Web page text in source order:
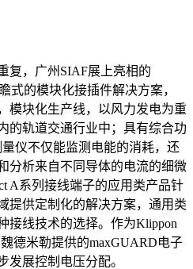
复，广州SIAF展上亮相的
式的模块化接插件解决方案，
模块化生产线，以风力发电为重
的轨道交通行业中；具有综合功
量仪不仅能监测电能的消耗，还
分析来自不同导体的电流的细微
A系列接线端子的应用类产品针
提供定制化的解决方案，通用类
接线技术的选择。作为Klippon
德米勒提供的maxGUARD电子
发展控制电压分配。